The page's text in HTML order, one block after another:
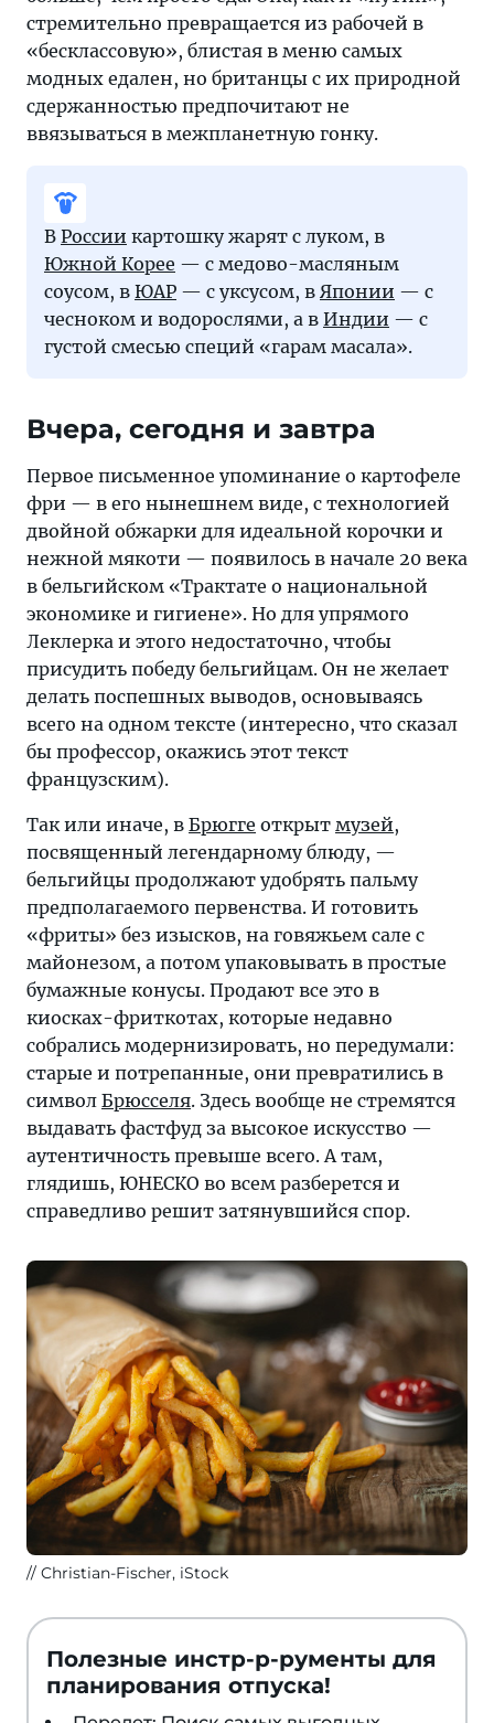
стремительно превращается из рабочей в
«бесклассовую», блистая в меню самых
модных едален, но британцы с их природной
сдержанностью предпочитают не
ввязываться в межпланетную гонку.
В России картошку жарят с луком, в
Южной Корее — с медово-масляным
соусом, в ЮАР — с уксусом, в Японии — с
чесноком и водорослями, а в Индии — с
густой смесью специй «гарам масала».
Вчера, сегодня и завтра
Первое письменное упоминание о картофеле
фри — в его нынешнем виде, с технологией
двойной обжарки для идеальной корочки и
нежной мякоти — появилось в начале 20 века
в бельгийском «Трактате о национальной
экономике и гигиене». Но для упрямого
Леклерка и этого недостаточно, чтобы
присудить победу бельгийцам. Он не желает
делать поспешных выводов, основываясь
всего на одном тексте (интересно, что сказал
бы профессор, окажись этот текст
французским).
Так или иначе, в Брюгге открыт музей,
посвященный легендарному блюду, —
бельгийцы продолжают удобрять пальму
предполагаемого первенства. И готовить
«фриты» без изысков, на говяжьем сале с
майонезом, а потом упаковывать в простые
бумажные конусы. Продают все это в
киосках-фриткотах, которые недавно
собрались модернизировать, но передумали:
старые и потрепанные, они превратились в
символ Брюсселя. Здесь вообще не стремятся
выдавать фастфуд за высокое искусство —
аутентичность превыше всего. А там,
глядишь, ЮНЕСКО во всем разберется и
справедливо решит затянувшийся спор.
Christian-Fischer, iStock
Полезные инстр-р-рументы для
планирования отпуска!